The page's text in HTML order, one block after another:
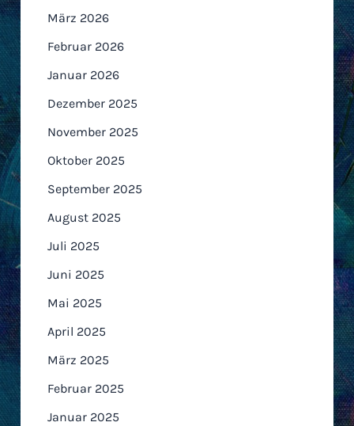
März 2026
Februar 2026
Januar 2026
Dezember 2025
November 2025
Oktober 2025
September 2025
August 2025
Juli 2025
Juni 2025
Mai 2025
April 2025
März 2025
Februar 2025
Januar 2025